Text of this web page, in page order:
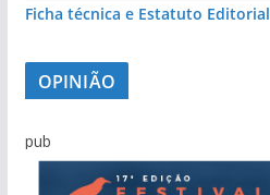
Ficha técnica e Estatuto Editorial
OPINIÃO
pub